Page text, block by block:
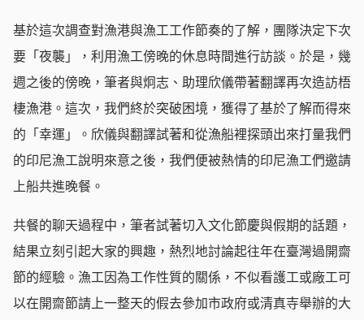
基於這次調查對漁港與漁工工作節奏的了解，團隊決定下次
要「夜襲」，利用漁工傍晚的休息時間進行訪談。於是，幾
週之後的傍晚，筆者與炯志、助理欣儀帶著翻譯再次造訪梧
棲漁港。這次，我們終於突破困境，獲得了基於了解而得來
的「幸運」。欣儀與翻譯試著和從漁船裡探頭出來打量我們
的印尼漁工說明來意之後，我們便被熱情的印尼漁工們邀請
上船共進晚餐。
共餐的聊天過程中，筆者試著切入文化節慶與假期的話題，
結果立刻引起大家的興趣，熱烈地討論起往年在臺灣過開齋
節的經驗。漁工因為工作性質的關係，不似看護工或廠工可
以在開齋節請上一整天的假去參加市政府或清真寺舉辦的大